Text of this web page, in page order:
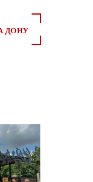
ДОНУ